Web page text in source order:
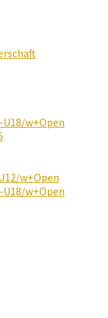
w+Open
w+Open
w+Open